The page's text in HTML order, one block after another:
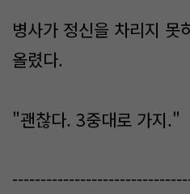
병사가 정신을 차리지 못
올렸다.
"괜찮다. 3중대로 가지."